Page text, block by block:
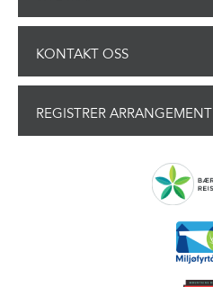
KONTAKT OSS
REGISTRER ARRANGEMENT